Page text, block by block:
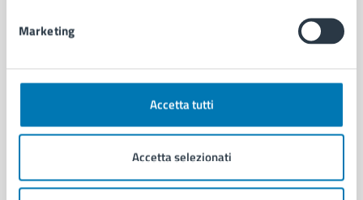
Marketing
Accetta tutti
Accetta selezionati
AMMINISTRAZIONE
Organi di governo
Enti e fondazioni
Personale amministrativo